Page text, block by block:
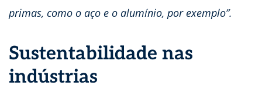
primas, como o aço e o alumínio, por exemplo”.
Sustentabilidade nas
indústrias